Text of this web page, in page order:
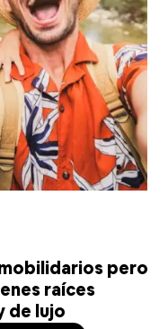
pero
raíces
de lujo